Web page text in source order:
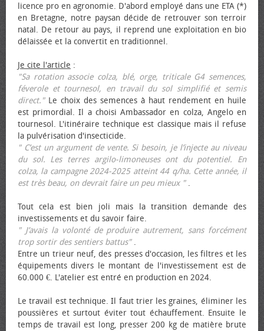
licence pro en agronomie. D'abord employé dans une ETA (*)
en Bretagne, notre paysan décide de retrouver son terroir
natal. De retour au pays, il reprend une exploitation en bio
délaissée et la convertit en traditionnel.
Je cite l'article :
"Sa rotation associe colza, blé, orge, triticale G4 semences,
féverole et tournesol, en travail du sol simplifié et semis
direct."Le choix des semences à haut rendement en huile
est primordial. Il a choisi Ambassador en colza, Angelo en
tournesol. L'itinéraire technique est classique mais il refuse
la pulvérisation d'insecticide.
" C’est un argument de vente. Si besoin, je l’injecte au niveau
du sol. Les terres argilo-limoneuses ont du potentiel. En
colza, la campagne 2024-2025 atteint 44 q/ha. Cette année, il
est très beau, on devrait faire un peu mieux ".
Tout cela est bien joli mais la transition demande des
investissements et du savoir faire.
" J’avais la volonté de produire autrement, sans forcément
trop sortir des sentiers battus".
Entre un trieur neuf, des presses d'occasion, les filtres et les
équipements divers le montant de l'investissement est de
60.000 €. L'atelier est entré en production en 2024.
Le travail est technique. Il faut trier les graines, éliminer les
poussières et surtout éviter tout échauffement. Ensuite le
temps de travail est long, presser 200 kg de matière brute